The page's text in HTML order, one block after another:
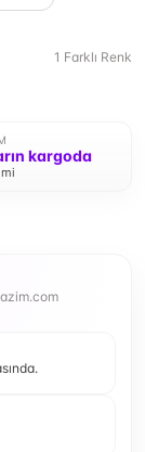
1 Farklı Renk
kargoda